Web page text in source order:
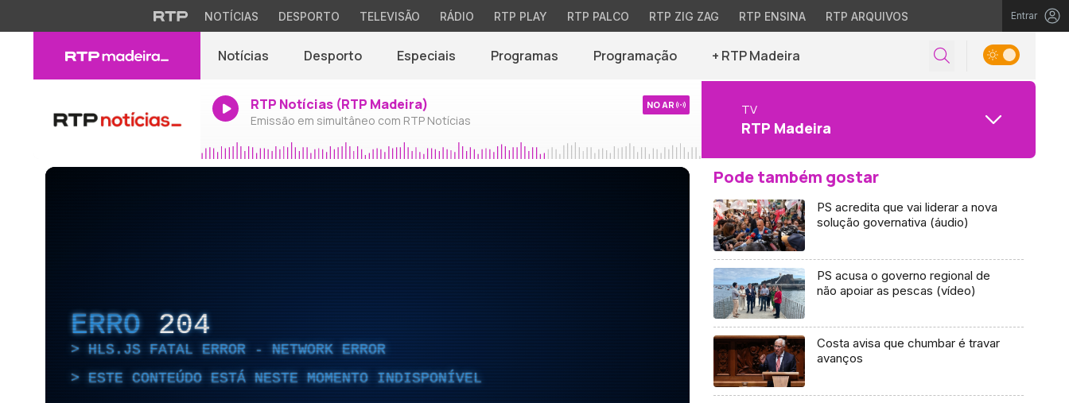
NOTÍCIAS DESPORTO TELEVISÃO RÁDIO RTP PLAY RTP PALCO RTP ZIG ZAG RTP ENSINA RTP ARQUIVOS Entrar
Notícias Desporto Especiais Programas Programação + RTP Madeira
RTP Notícias (RTP Madeira)
Emissão em simultâneo com RTP Notícias
NO AR TV
RTP Madeira
ERRO 204
HLS.JS FATAL ERROR - NETWORK ERROR
ESTE CONTEÚDO ESTÁ NESTE MOMENTO INDISPONÍVEL
Pode também gostar
PS acredita que vai liderar a nova
solução governativa (áudio)
PS acusa o governo regional de
não apoiar as pescas (vídeo)
Costa avisa que chumbar é travar
avanços